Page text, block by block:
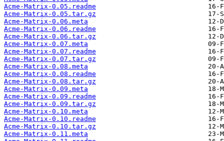
Acme-Matrix-0.05.readme
Acme-Matrix-0.05.tar.gz
Acme-Matrix-0.06.meta
Acme-Matrix-0.06.readme
Acme-Matrix-0.06.tar.gz
Acme-Matrix-0.07.meta
Acme-Matrix-0.07.readme
Acme-Matrix-0.07.tar.gz
Acme-Matrix-0.08.meta
Acme-Matrix-0.08.readme
Acme-Matrix-0.08.tar.gz
Acme-Matrix-0.09.meta
Acme-Matrix-0.09.readme
Acme-Matrix-0.09.tar.gz
Acme-Matrix-0.10.meta
Acme-Matrix-0.10.readme
Acme-Matrix-0.10.tar.gz
Acme-Matrix-0.11.meta